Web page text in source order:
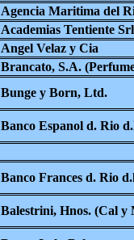
Agencia Maritima del
Academias Tentiente
Angel Velaz y Cia
Brancato, S.A.
Bunge y Born, Ltd.
Banco Espanol d. Rio
Banco Frances d. Rio
Balestrini, Hnos. (Cal y